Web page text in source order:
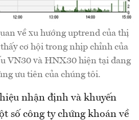
về xu hướng uptrend của thị
cơ hội trong nhịp chỉnh của
VN30 và HNX30 hiện tại đang
ưu tiên của chúng tôi.
nhận định và khuyến
số công ty chứng khoán về